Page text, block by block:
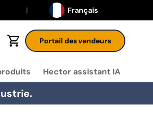
Langue Français
Panier Portail des vendeurs
Hector assistant IA